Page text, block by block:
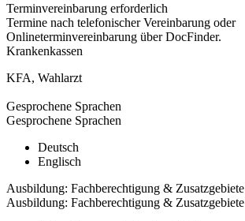
Terminvereinbarung erforderlich
Termine nach telefonischer Vereinbarung oder
Onlineterminvereinbarung über DocFinder.
Krankenkassen
KFA, Wahlarzt
Gesprochene Sprachen
Gesprochene Sprachen
Deutsch
Englisch
Ausbildung: Fachberechtigung & Zusatzgebiete
Ausbildung: Fachberechtigung & Zusatzgebiete